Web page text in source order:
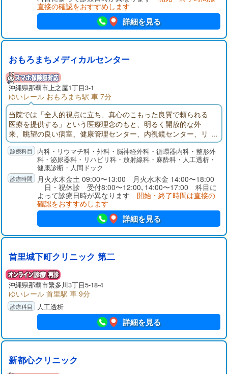
直接の確認をおすすめします
詳細を見る
おもろまちメディカルセンター
沖縄県那覇市上之屋1丁目3-1
ゆいレール おもろまち駅 車 7分
当院では「全人的視点に立ち、真心のこもった良質で頼られる
医療を提供する」という医療理念のもと、明るく開放的な外
来、眺望の良い病室、健康管理センター、内視鏡センター、リ
ハビリテーション部門などを整備し、疾病予防から治療、回復
期まで切れ目なく支援できる体制づくりを進めています。
内科・リウマチ科・外科・脳神経外科・循環器内科・整形外
科・泌尿器科・リハビリ科・放射線科・麻酔科・人工透析・
健康診断・人間ドック
月火水木金土 09:00〜13:00 月火水木金 14:00〜18:00
日・祝休診 受付8:00〜12:00､14:00〜17:00 科目に
よって診療日時が異なります 開始・終了時間は直接の
確認をおすすめします
詳細を見る
首里城下町クリニック 第二
沖縄県那覇市繁多川3丁目5-18-4
ゆいレール 首里駅 車 9分
人工透析
詳細を見る
新都心クリニック